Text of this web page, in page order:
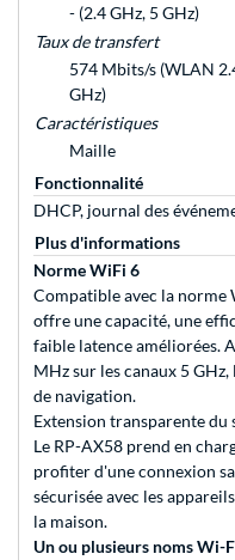
- (2.4 GHz, 5 GHz)
Taux de transfert
574 Mbits/s (WLAN
GHz)
Caractéristiques
Maille
Fonctionnalité
DHCP, journal des
Plus d'informations
Norme WiFi 6
Compatible avec la norme
offre une capacité, une
faible latence améliorées.
MHz sur les canaux 5
de navigation.
Extension transparente du
Le RP-AX58 prend en
profiter d'une connexion
sécurisée avec les
la maison.
Un ou plusieurs noms Wi-